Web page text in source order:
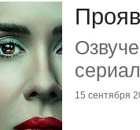
15 сентября